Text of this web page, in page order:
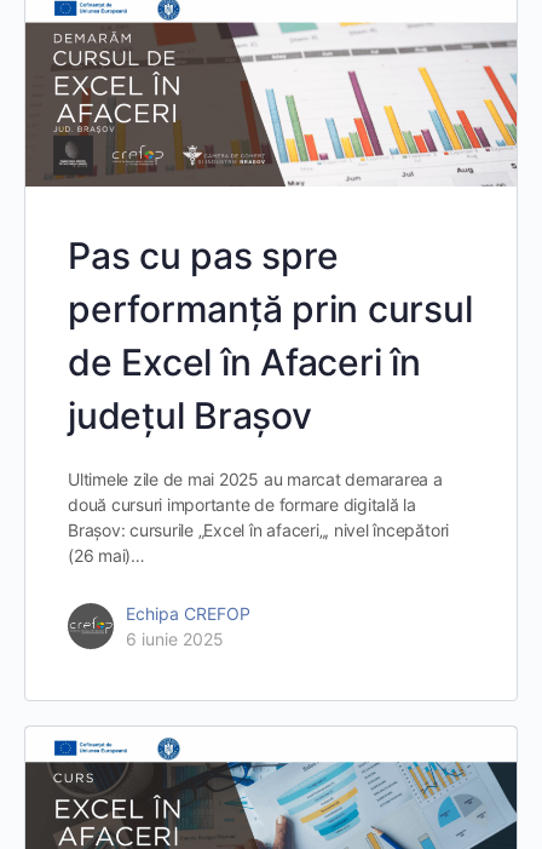
Pas cu pas spre
performanță prin cursul
de Excel în Afaceri în
județul Brașov
Ultimele zile de mai 2025 au marcat demararea a
două cursuri importante de formare digitală la
Brașov: cursurile „Excel în afaceri„, nivel începători
(26 mai)…
Echipa CREFOP
6 iunie 2025